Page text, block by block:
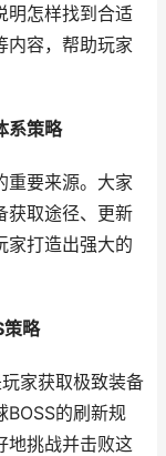
明怎样找到合适
内容，帮助玩家
系策略
重要来源。大家
获取途径、更新
家打造出强大的
略
家获取极致装备
BOSS的刷新规
地挑战并击败这